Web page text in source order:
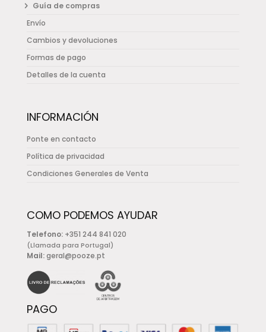
Guía de compras
Envío
Cambios y devoluciones
Formas de pago
Detalles de la cuenta
INFORMACIÓN
Ponte en contacto
Política de privacidad
Condiciones Generales de Venta
COMO PODEMOS AYUDAR
Telefono:+351 244 841 020
(Llamada para Portugal)
Mail:geral@pooze.pt
PAGO